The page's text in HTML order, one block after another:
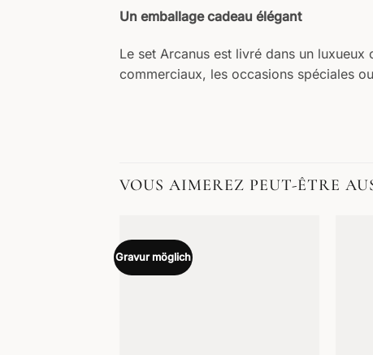
Un emballage cadeau élégant
Le set Arcanus est livré dans un
commerciaux, les occasions spéciales
VOUS AIMEREZ PEUT-ÊTRE
Gravur möglich